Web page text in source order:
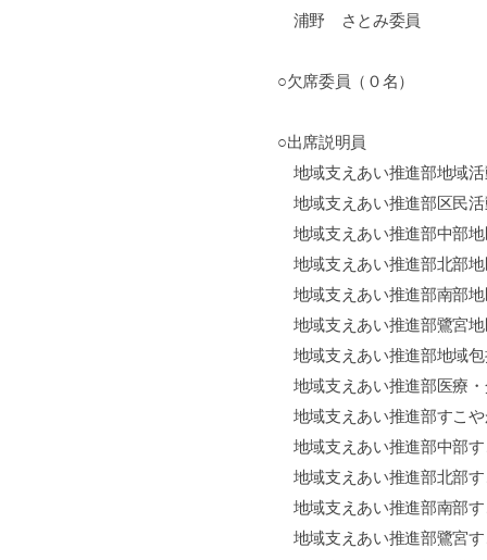
浦野 さとみ委員
○欠席委員（０名）
○出席説明員
地域支えあい推進部地域
地域支えあい推進部区民
地域支えあい推進部中部
地域支えあい推進部北部
地域支えあい推進部南部
地域支えあい推進部鷺宮
地域支えあい推進部地域
地域支えあい推進部医療
地域支えあい推進部すこ
地域支えあい推進部中部
地域支えあい推進部北部
地域支えあい推進部南部
地域支えあい推進部鷺宮